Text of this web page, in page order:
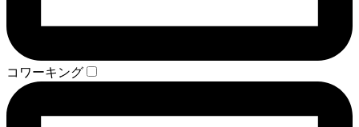
コワーキング